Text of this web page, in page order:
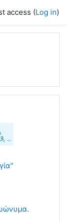
access (Log in)